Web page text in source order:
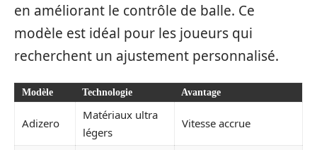
en améliorant le contrôle de balle. Ce
modèle est idéal pour les joueurs qui
recherchent un ajustement personnalisé.
Modèle Technologie Avantage
Adizero
Matériaux ultra
légers
Vitesse accrue